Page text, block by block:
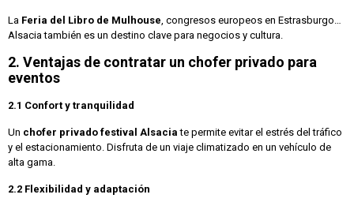
La Feria del Libro de Mulhouse, congresos europeos en Estrasburgo…
Alsacia también es un destino clave para negocios y cultura.
2. Ventajas de contratar un chofer privado para
eventos
2.1 Confort y tranquilidad
Un chofer privado festival Alsacia te permite evitar el estrés del tráfico
y el estacionamiento. Disfruta de un viaje climatizado en un vehículo de
alta gama.
2.2 Flexibilidad y adaptación